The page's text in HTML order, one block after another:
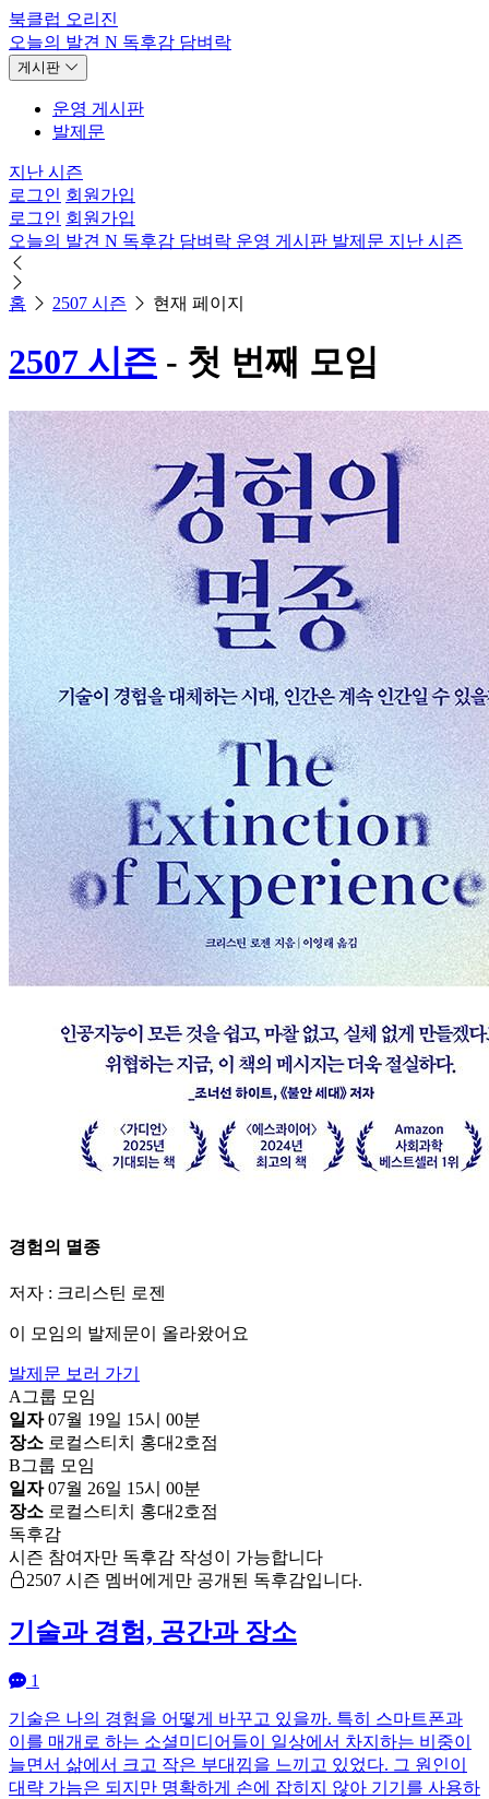
북클럽 오리진
오늘의 발견 N 독후감 담벼락
게시판
운영 게시판
발제문
지난 시즌
로그인 회원가입
로그인 회원가입
오늘의 발견 N 독후감 담벼락 운영 게시판 발제문 지난 시즌
홈 2507 시즌 현재 페이지
2507 시즌 - 첫 번째 모임
경험의 멸종
저자 : 크리스틴 로젠
이 모임의 발제문이 올라왔어요
발제문 보러 가기
A그룹 모임
일자07월 19일 15시 00분
장소 로컬스티치 홍대2호점
B그룹 모임
일자07월 26일 15시 00분
장소 로컬스티치 홍대2호점
독후감
시즌 참여자만 독후감 작성이 가능합니다
2507 시즌 멤버에게만 공개된 독후감입니다.
기술과 경험, 공간과 장소
1
기술은 나의 경험을 어떻게 바꾸고 있을까. 특히 스마트폰과
이를 매개로 하는 소셜미디어들이 일상에서 차지하는 비중이
늘면서 삶에서 크고 작은 부대낌을 느끼고 있었다. 그 원인이
대략 가늠은 되지만 명확하게 손에 잡히지 않아 기기를 사용하